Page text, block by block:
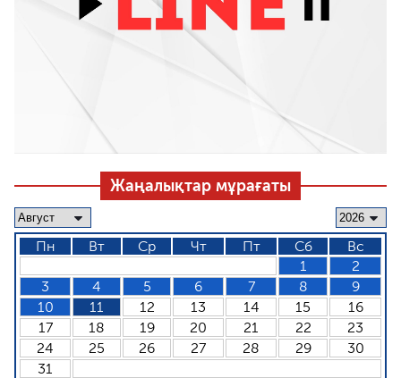
Жаңалықтар мұрағаты
Пн Вт Ср Чт Пт Сб
Вс
1
2
3
4 5 6 7 8
9
10
11 12 13 14 15
16
17
18 19 20 21 22
23
24
25 26 27 28 29
30
31